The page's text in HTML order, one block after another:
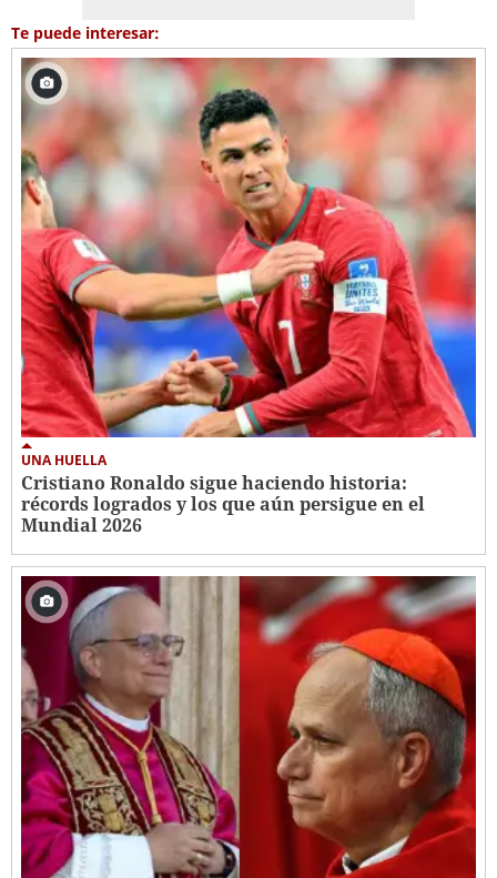
Te puede interesar:
UNA HUELLA
Cristiano Ronaldo sigue haciendo historia:
récords logrados y los que aún persigue en el
Mundial 2026